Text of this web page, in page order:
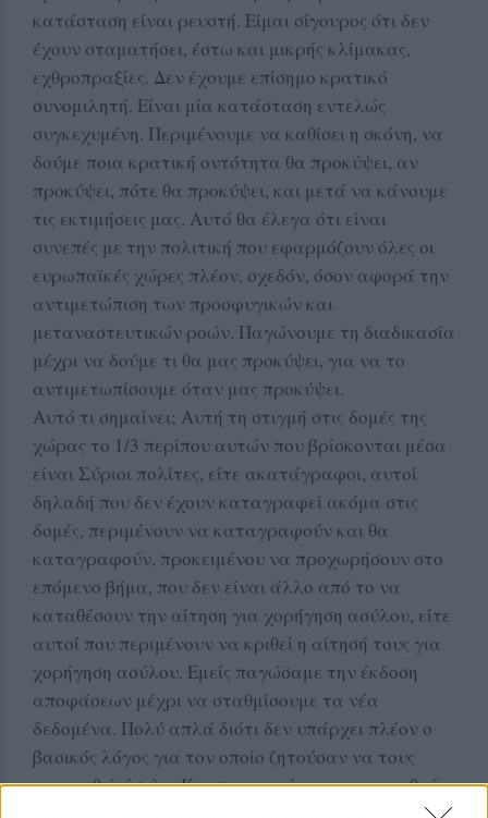
κατάσταση είναι ρευστή. Είμαι σίγουρος ότι δεν
έχουν σταματήσει, έστω και μικρής κλίμακας,
εχθροπραξίες. Δεν έχουμε επίσημο κρατικό
συνομιλητή. Είναι μία κατάσταση εντελώς
συγκεχυμένη. Περιμένουμε να καθίσει η σκόνη, να
δούμε ποια κρατική οντότητα θα προκύψει, αν
προκύψει, πότε θα προκύψει, και μετά να κάνουμε
τις εκτιμήσεις μας. Αυτό θα έλεγα ότι είναι
συνεπές με την πολιτική που εφαρμόζουν όλες οι
ευρωπαϊκές χώρες πλέον, σχεδόν, όσον αφορά την
αντιμετώπιση των προσφυγικών και
μεταναστευτικών ροών. Παγώνουμε τη διαδικασία
μέχρι να δούμε τι θα μας προκύψει, για να το
αντιμετωπίσουμε όταν μας προκύψει.
Αυτό τι σημαίνει; Αυτή τη στιγμή στις δομές της
χώρας το 1/3 περίπου αυτών που βρίσκονται μέσα
είναι Σύριοι πολίτες, είτε ακατάγραφοι, αυτοί
δηλαδή που δεν έχουν καταγραφεί ακόμα στις
δομές, περιμένουν να καταγραφούν και θα
καταγραφούν, προκειμένου να προχωρήσουν στο
επόμενο βήμα, που δεν είναι άλλο από το να
καταθέσουν την αίτηση για χορήγηση ασύλου, είτε
αυτοί που περιμένουν να κριθεί η αίτησή τους για
χορήγηση ασύλου. Εμείς παγώσαμε την έκδοση
αποφάσεων μέχρι να σταθμίσουμε τα νέα
δεδομένα. Πολύ απλά διότι δεν υπάρχει πλέον ο
βασικός λόγος για τον οποίο ζητούσαν να τους
χορηγηθεί άσυλο. Και προφανώς να μετακινηθούν
όπου θέλουν στην Ευρωπαϊκή Ένωση. Αυτό που